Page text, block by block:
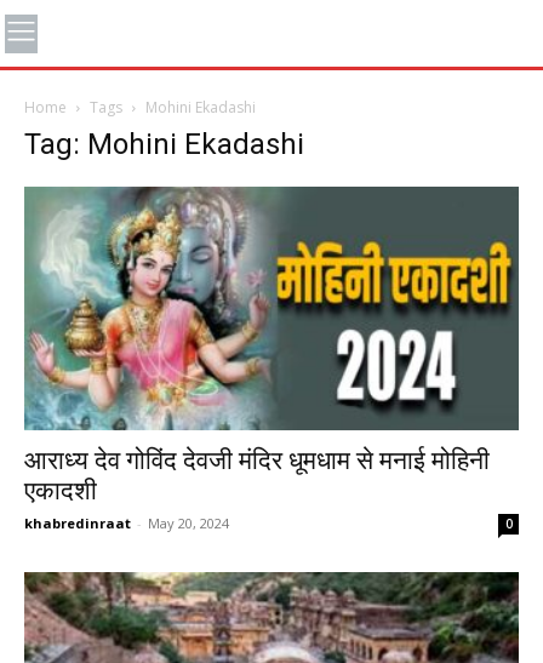
Home Tags Mohini Ekadashi
Tag: Mohini Ekadashi
आराध्य देव गोविंद देवजी मंदिर धूमधाम से मनाई मोहिनी
एकादशी
khabredinraat - May 20, 2024 0